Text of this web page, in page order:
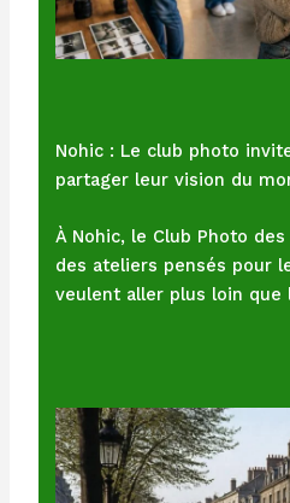
Nohic : Le club photo
partager leur vision du
À Nohic, le Club Photo
des ateliers pensés pour
veulent aller plus loin que